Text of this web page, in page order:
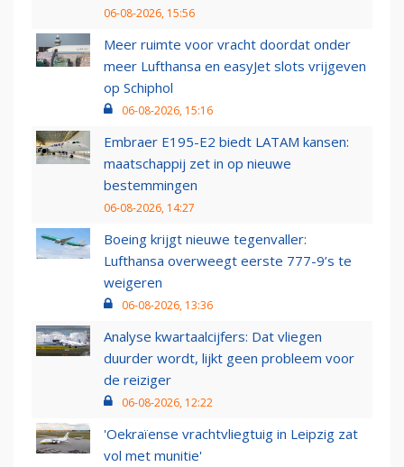
06-08-2026, 15:56
Meer ruimte voor vracht doordat onder
meer Lufthansa en easyJet slots vrijgeven
op Schiphol
06-08-2026, 15:16
Embraer E195-E2 biedt LATAM kansen:
maatschappij zet in op nieuwe
bestemmingen
06-08-2026, 14:27
Boeing krijgt nieuwe tegenvaller:
Lufthansa overweegt eerste 777-9’s te
weigeren
06-08-2026, 13:36
Analyse kwartaalcijfers: Dat vliegen
duurder wordt, lijkt geen probleem voor
de reiziger
06-08-2026, 12:22
'Oekraïense vrachtvliegtuig in Leipzig zat
vol met munitie'